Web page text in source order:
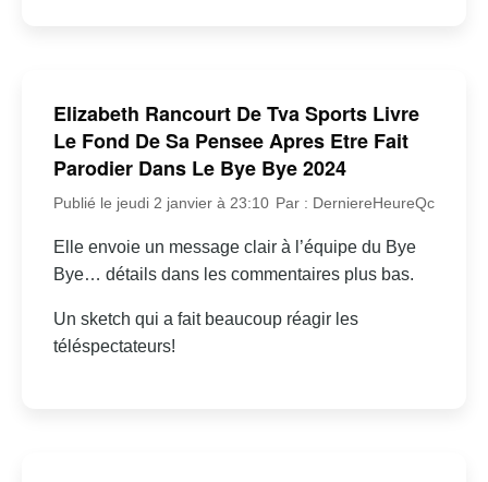
Elizabeth Rancourt De Tva Sports Livre
Le Fond De Sa Pensee Apres Etre Fait
Parodier Dans Le Bye Bye 2024
Publié le jeudi 2 janvier à 23:10 Par : DerniereHeureQc
Elle envoie un message clair à l’équipe du Bye
Bye… détails dans les commentaires plus bas.
Un sketch qui a fait beaucoup réagir les
téléspectateurs!